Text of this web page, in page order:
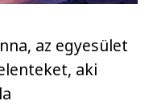
az egyesület
aki